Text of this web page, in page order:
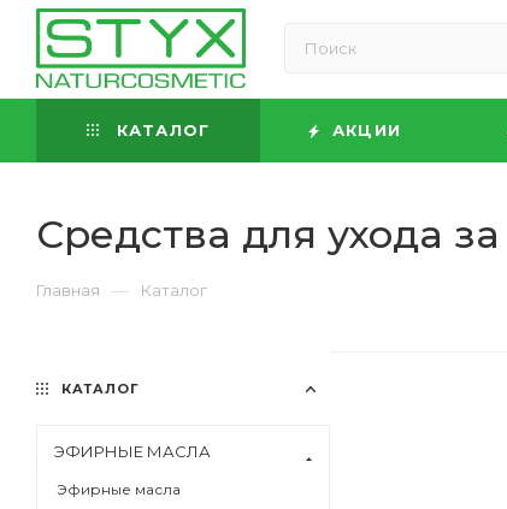
КАТАЛОГ АКЦИИ
Средства для ухода
Главная — Каталог
КАТАЛОГ
ЭФИРНЫЕ МАСЛА
Эфирные масла